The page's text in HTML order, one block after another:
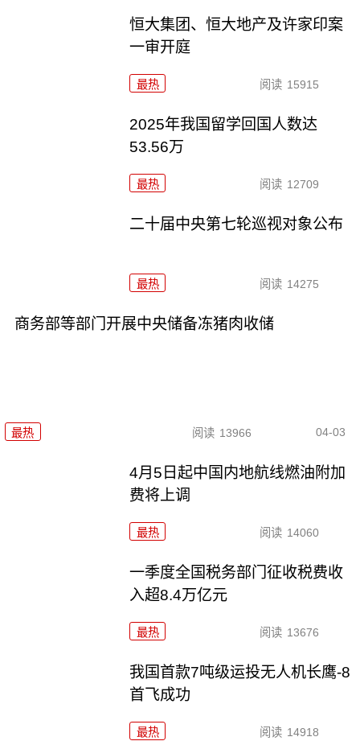
恒大集团、恒大地产及许家印案
一审开庭
最热 阅读 15915
2025年我国留学回国人数达
53.56万
最热 阅读 12709
二十届中央第七轮巡视对象公布
最热 阅读 14275
商务部等部门开展中央储备冻猪肉收储
最热 阅读 13966 04-03
4月5日起中国内地航线燃油附加
费将上调
最热 阅读 14060
一季度全国税务部门征收税费收
入超8.4万亿元
最热 阅读 13676
我国首款7吨级运投无人机长鹰-8
首飞成功
最热 阅读 14918